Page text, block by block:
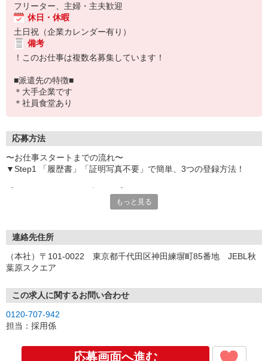
フリーター、主婦・主夫歓迎
休日・休暇
土日祝（企業カレンダー有り）
備考
！このお仕事は複数名募集しています！
■派遣先の特徴■
＊大手企業です
＊社員食堂あり
応募方法
〜お仕事スタートまでの流れ〜
▼Step1 「履歴書」「証明写真不要」で簡単、3つの登録方法！
いつでも好きな時間に登録OK
受付時間/平日9:00〜19:00
【来場登録（目安1時間30分）】
▼Step2 全国にあるお仕事の中から、あなたにピッタリのお仕事を
ご案内
▼Step3 就業前に職場見学で気になる事はしっかりチェック！
もっと見る
連絡先住所
（本社）〒101-0022 東京都千代田区神田練塀町85番地 JEBL秋
葉原スクエア
この求人に関するお問い合わせ
0120-707-942
担当：採用係
応募画面へ進む